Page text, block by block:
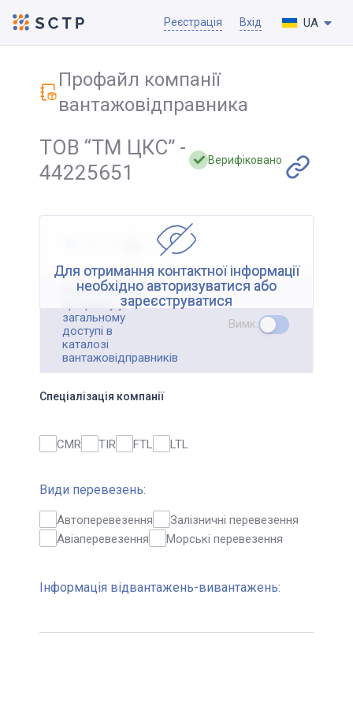
Реєстрація Вхід UA
Профайл компанії
вантажовідправника
ТОВ “ТМ ЦКС” -
44225651
Верифіковано
Для отримання контактної інформації
необхідно авторизуватися або
зареєструватися
Відображення
профайлу у
загальному
доступі в
каталозі
вантажовідправників
Вимк.
Спеціалізація компанії
CMR TIR FTL LTL
Види перевезень:
Автоперевезення
Залізничні перевезення
Авіаперевезення
Морські перевезення
Інформація відвантажень-вивантажень: